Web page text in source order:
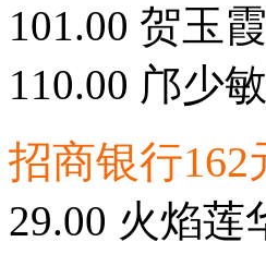
101.00 贺玉霞
110.00 邝少敏
招商银行162
29.00 火焰莲